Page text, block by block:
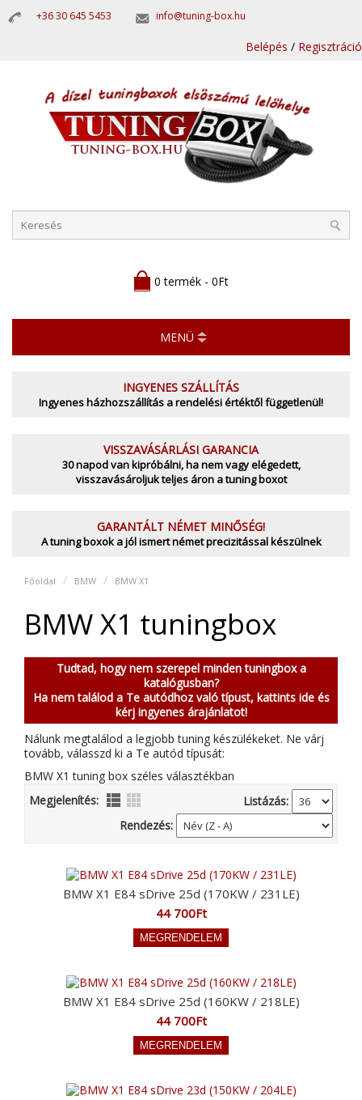
+36 30 645 5453 info@tuning-box.hu
Belépés / Regisztráció
0 termék - 0Ft
MENÜ
INGYENES SZÁLLÍTÁS
Ingyenes házhozszállítás a rendelési értéktől függetlenül!
VISSZAVÁSÁRLÁSI GARANCIA
30 napod van kipróbálni, ha nem vagy elégedett,
visszavásároljuk teljes áron a tuning boxot
GARANTÁLT NÉMET MINŐSÉG!
A tuning boxok a jól ismert német precizitással készülnek
Főoldal BMW BMW X1
BMW X1 tuningbox
Tudtad, hogy nem szerepel minden tuningbox a
katalógusban?
Ha nem találod a Te autódhoz való típust, kattints ide és
kérj ingyenes árajánlatot!
Nálunk megtalálod a legjobb tuning készülékeket. Ne várj
tovább, válasszd ki a Te autód típusát:
BMW X1 tuning box széles választékban
Megjelenítés:
Listázás:
Rendezés:
BMW X1 E84 sDrive 25d (170KW / 231LE)
44 700Ft
BMW X1 E84 sDrive 25d (160KW / 218LE)
44 700Ft